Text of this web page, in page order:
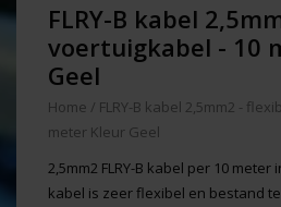
FLRY-B kabel
voertuigkabel - 10
Geel
Home / FLRY-B kabel 2,5mm2 -
meter Kleur Geel
2,5mm2 FLRY-B kabel per 10 meter
kabel is zeer flexibel en bestand